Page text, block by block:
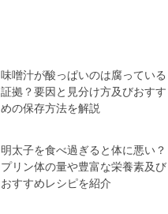
味噌汁が酸っぱいのは腐っている
証拠？要因と見分け方及びおすす
めの保存方法を解説
明太子を食べ過ぎると体に悪い？
プリン体の量や豊富な栄養素及び
おすすめレシピを紹介